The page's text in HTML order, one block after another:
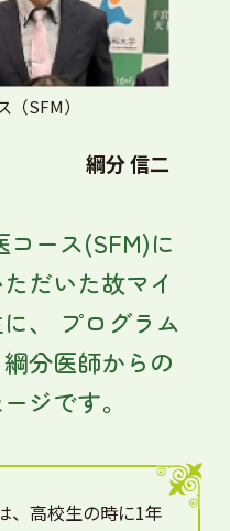
SFM）
綱分 信二
コース(SFM)に
だいた故マイ
、
プログラム
分医師からの
ジです。
、高校生の時に1年